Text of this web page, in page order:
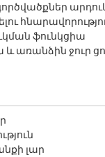
ֆունկցիա
առանձին ջուր
լար